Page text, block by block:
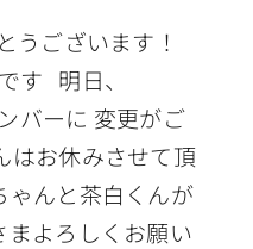
うございます！
す 明日、
バーに 変更がご
はお休みさせて頂
んと茶白くんが
よろしくお願い